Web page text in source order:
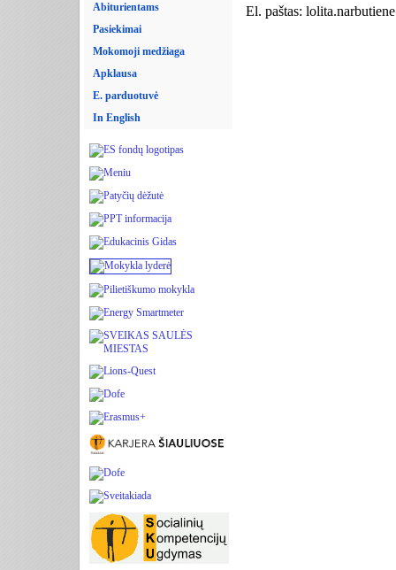
Abiturientams
Pasiekimai
Mokomoji medžiaga
Apklausa
E. parduotuvė
In English
El. paštas: